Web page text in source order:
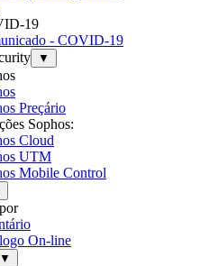
19
- COVID-19
▼
Preçário
Sophos:
Cloud
UTM
Mobile Control
On-line
▼